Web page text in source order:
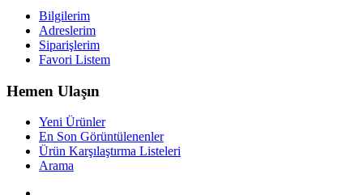
Bilgilerim
Adreslerim
Siparişlerim
Favori Listem
Hemen Ulaşın
Yeni Ürünler
En Son Görüntülenenler
Ürün Karşılaştırma Listeleri
Arama